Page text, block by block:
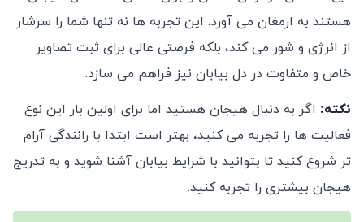
هستند به ارمغان می ‌آورد. این تجربه‌ ها نه تنها شما را سرشار
از انرژی و شور می‌ کند، بلکه فرصتی عالی برای ثبت تصاویر
خاص و متفاوت در دل بیابان نیز فراهم می ‌سازد.
نکته: اگر به دنبال هیجان هستید اما برای اولین بار این نوع
فعالیت ‌ها را تجربه می‌ کنید، بهتر است ابتدا با رانندگی آرام
‌تر شروع کنید تا بتوانید با شرایط بیابان آشنا شوید و به تدریج
هیجان بیشتری را تجربه کنید.